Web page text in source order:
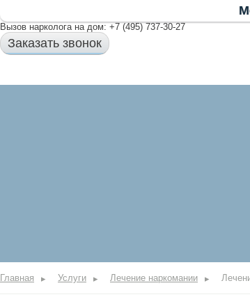
Вызов нарколога на дом: +7 (495) 737-30-27
Заказать звонок
Главная Услуги Лечение наркомании